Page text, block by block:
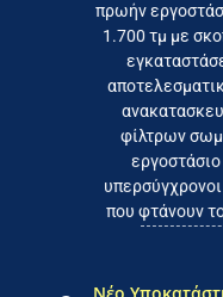
πρωήν
1.700 τμ με
φίλτρων
που φτάνουν
το